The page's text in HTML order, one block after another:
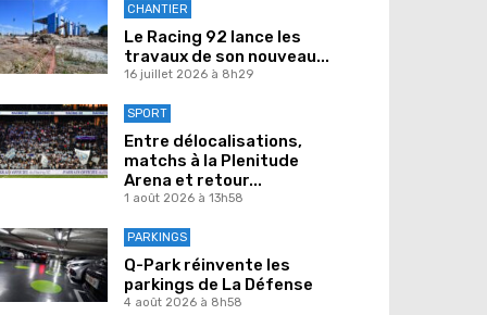
CHANTIER
Le Racing 92 lance les
travaux de son nouveau...
16 juillet 2026 à 8h29
SPORT
Entre délocalisations,
matchs à la Plenitude
Arena et retour...
1 août 2026 à 13h58
PARKINGS
Q-Park réinvente les
parkings de La Défense
4 août 2026 à 8h58